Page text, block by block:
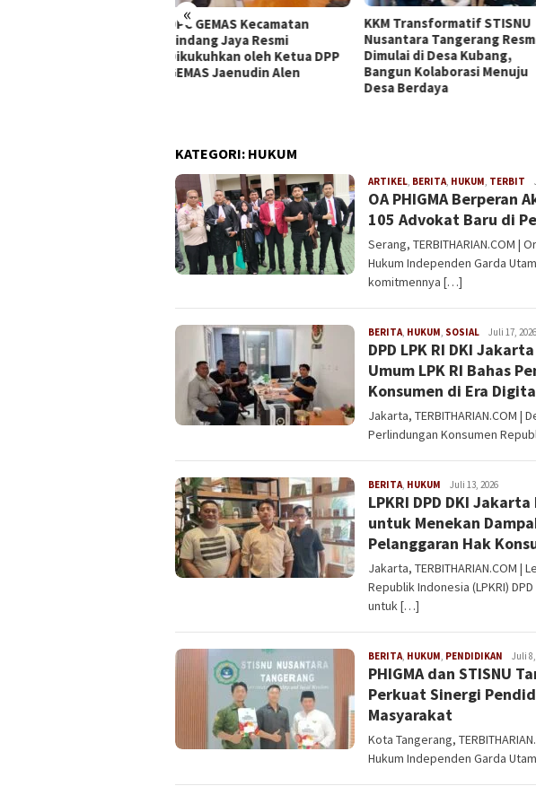
«
KKM Transformatif STISNU
Nusantara Tangerang Resmi
Dimulai di Desa Kubang,
Bangun Kolaborasi Menuju
OA PHIGMA Berperan Aktif
Mengawal Penyumpahan
Advokat Baru di Pengadilan
Tinggi Banten
KATEGORI: HUKUM
ARTIKEL, BERITA, HUKUM, TERBIT
OA PHIGMA Berperan
105 Advokat Baru di
Serang, TERBITHARIAN.COM |
Hukum Independen Garda
komitmennya […]
BERITA, HUKUM, SOSIAL Redaksi
Juli 17, 2026
DPD LPK RI DKI
Umum LPK RI Bahas
Konsumen di Era
Jakarta, TERBITHARIAN.COM |
Perlindungan Konsumen
BERITA, HUKUM Redaksi
Juli 13, 2026
LPKRI DPD DKI
untuk Menekan
Pelanggaran Hak
Jakarta, TERBITHARIAN.COM
Republik Indonesia (LPKRI)
untuk […]
BERITA, HUKUM, PENDIDIKAN Redaksi
Juli
PHIGMA dan STISNU
Perkuat Sinergi
Masyarakat
Kota Tangerang,
Hukum Independen Garda